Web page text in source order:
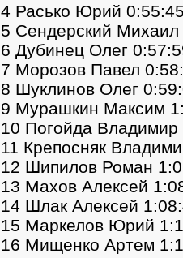
4 Расько Юрий
5 Сендерский
6 Дубинец Олег
7 Морозов Павел
8 Шуклинов Олег
9 Мурашкин Максим
10 Погойда
11 Крепосняк
12 Шипилов Роман
13 Махов Алексей
14 Шлак Алексей
15 Маркелов Юрий
16 Мищенко Артем